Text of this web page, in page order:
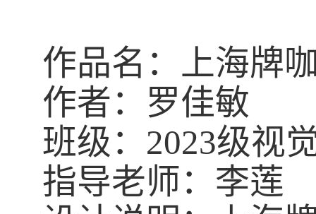
作品名：上海牌
作者：罗佳敏
班级： 2023级视
指导老师：李莲